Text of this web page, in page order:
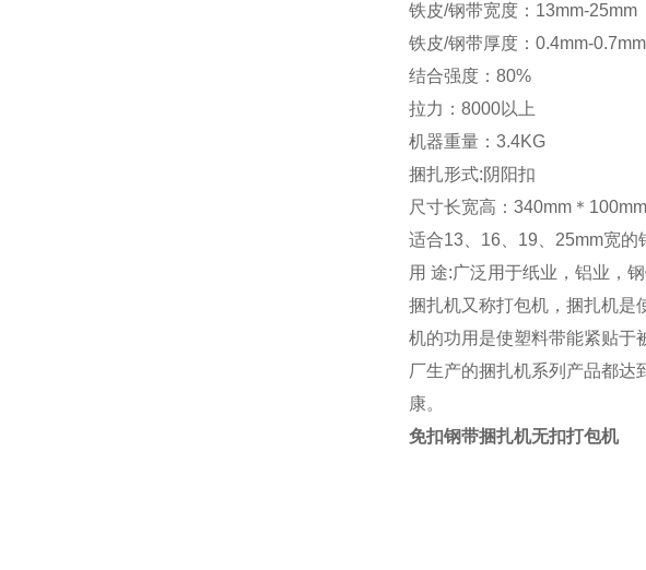
铁皮/钢带宽度：13mm-25mm
铁皮/钢带厚度：0.4mm-0.7mm
结合强度：80%
拉力：8000以上
机器重量：3.4KG
捆扎形式:阴阳扣
尺寸长宽高：340mm＊
适合13、16、19、25mm宽的
用 途:广泛用于纸业，铝业，
捆扎机又称打包机，捆扎机是
机的功用是使塑料带能紧贴于
厂生产的捆扎机系列产品都达
康。
免扣钢带捆扎机无扣打包机